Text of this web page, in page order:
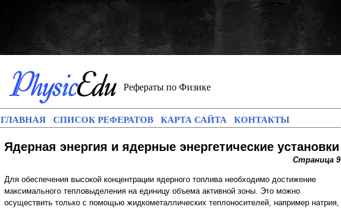
Рефераты по Физике
ГЛАВНАЯ СПИСОК РЕФЕРАТОВ КАРТА САЙТА КОНТАКТЫ
Ядерная энергия и ядерные энергетические установки
Страница 9
Для обеспечения высокой концентрации ядерного топлива необходимо достижение
максимального тепловыделения на единицу объема активной зоны. Это можно
осуществить только с помощью жидкометаллических теплоносителей, например натрия,